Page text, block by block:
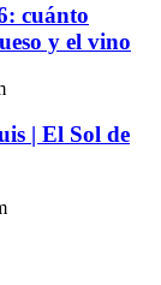
cuánto
y el vino
| El Sol de